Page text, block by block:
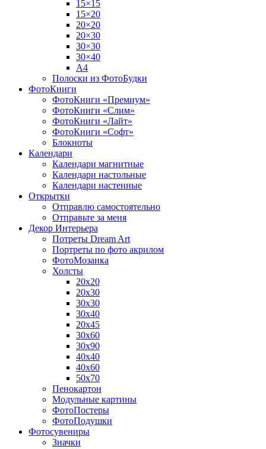
15×15
15×20
20×20
20×30
30×30
30×40
A4
Полоски из ФотоБудки
ФотоКниги
ФотоКниги «Премиум»
ФотоКниги «Слим»
ФотоКниги «Лайт»
ФотоКниги «Софт»
Блокноты
Календари
Календари магнитные
Календари настольные
Календари настенные
Открытки
Отправлю самостоятельно
Отправьте за меня
Декор Интерьера
Потреты Dream Art
Портреты по фото акрилом
ФотоМозаика
Холсты
20х20
20х30
30х30
30х40
20х45
30х60
30х90
40х40
40х60
50х70
Пенокартон
Модульные картины
ФотоПостеры
ФотоПодушки
Фотоcувениры
Значки